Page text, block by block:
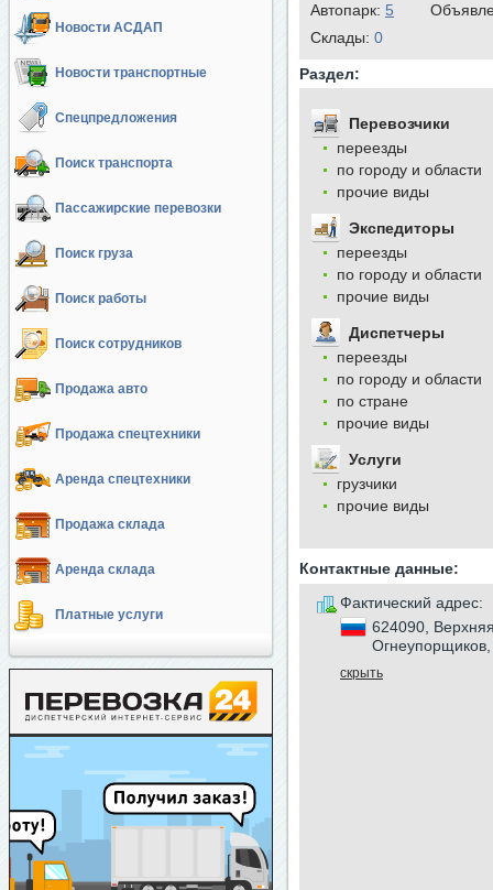
Новости АСДАП
Новости транспортные
Спецпредложения
Поиск транспорта
Пассажирские перевозки
Поиск груза
Поиск работы
Поиск сотрудников
Продажа авто
Продажа спецтехники
Аренда спецтехники
Продажа склада
Аренда склада
Платные услуги
Автопарк: 5
Cклады: 0
Раздел:
Перевозчики
переезды
по городу и области
прочие виды
Экспедиторы
переезды
по городу и области
прочие виды
Диспетчеры
переезды
по городу и области
по стране
прочие виды
Услуги
грузчики
прочие виды
Контактные данные:
Фактический адрес:
624090,
скрыть